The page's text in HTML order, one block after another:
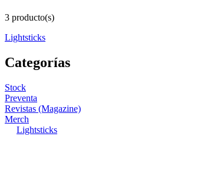
3 producto(s)
Lightsticks
Categorías
Stock
Preventa
Revistas (Magazine)
Merch
Lightsticks